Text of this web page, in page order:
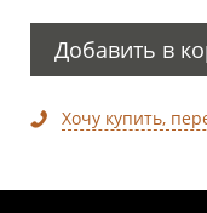
Добавить в
Хочу купить,